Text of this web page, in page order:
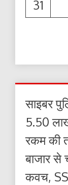
31
साइबर
5.50
रकम की
बाजार से
कवच,